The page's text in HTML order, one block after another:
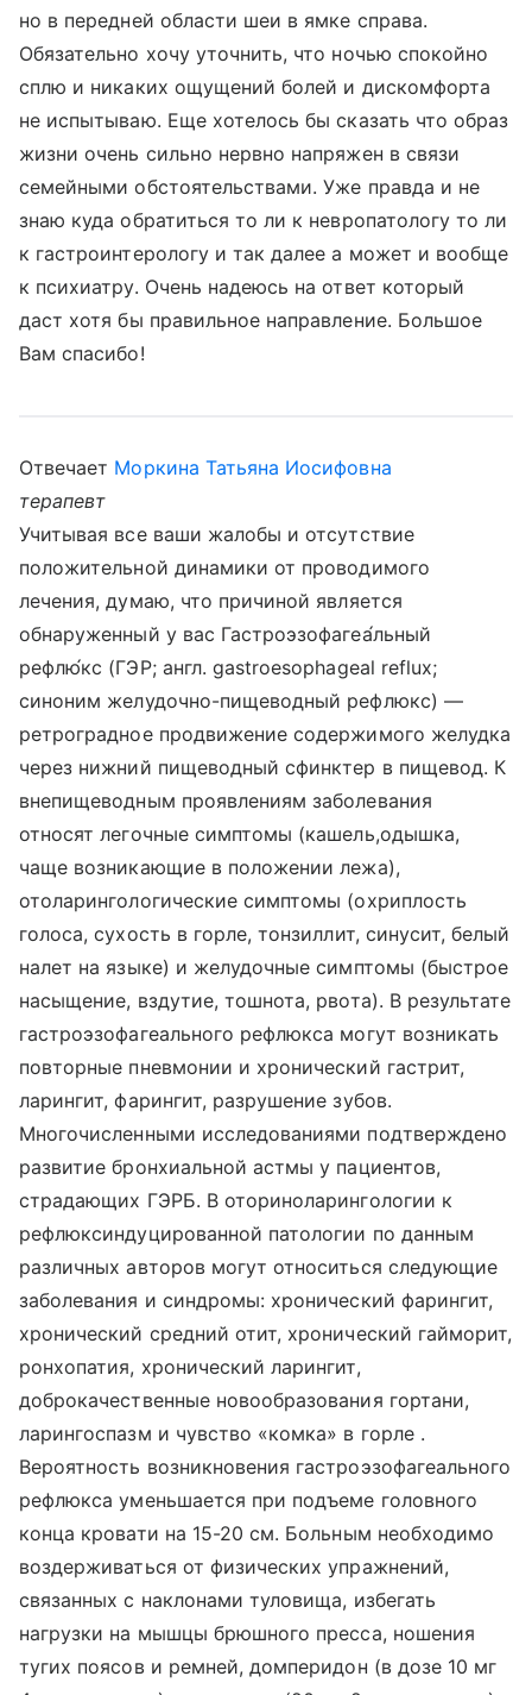
но в передней области шеи в ямке справа.
Обязательно хочу уточнить, что ночью спокойно
сплю и никаких ощущений болей и дискомфорта
не испытываю. Еще хотелось бы сказать что образ
жизни очень сильно нервно напряжен в связи
семейными обстоятельствами. Уже правда и не
знаю куда обратиться то ли к невропатологу то ли
к гастроинтерологу и так далее а может и вообще
к психиатру. Очень надеюсь на ответ который
даст хотя бы правильное направление. Большое
Вам спасибо!
Отвечает Моркина Татьяна Иосифовна
терапевт
Учитывая все ваши жалобы и отсутствие
положительной динамики от проводимого
лечения, думаю, что причиной является
обнаруженный у вас Гастроэзофагеа́льный
рефлю́кс (ГЭР; англ. gastroesophageal reflux;
синоним желудочно-пищеводный рефлюкс) —
ретроградное продвижение содержимого желудка
через нижний пищеводный сфинктер в пищевод. К
внепищеводным проявлениям заболевания
относят легочные симптомы (кашель,одышка,
чаще возникающие в положении лежа),
отоларингологические симптомы (охриплость
голоса, сухость в горле, тонзиллит, синусит, белый
налет на языке) и желудочные симптомы (быстрое
насыщение, вздутие, тошнота, рвота). В результате
гастроэзофагеального рефлюкса могут возникать
повторные пневмонии и хронический гастрит,
ларингит, фарингит, разрушение зубов.
Многочисленными исследованиями подтверждено
развитие бронхиальной астмы у пациентов,
страдающих ГЭРБ. В оториноларингологии к
рефлюксиндуцированной патологии по данным
различных авторов могут относиться следующие
заболевания и синдромы: хронический фарингит,
хронический средний отит, хронический гайморит,
ронхопатия, хронический ларингит,
доброкачественные новообразования гортани,
ларингоспазм и чувство «комка» в горле .
Вероятность возникновения гастроэзофагеального
рефлюкса уменьшается при подъеме головного
конца кровати на 15-20 см. Больным необходимо
воздерживаться от физических упражнений,
связанных с наклонами туловища, избегать
нагрузки на мышцы брюшного пресса, ношения
тугих поясов и ремней, домперидон (в дозе 10 мг